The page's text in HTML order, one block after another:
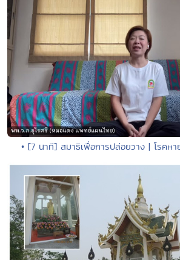
• [7 นาที] สมาธิเพื่อการปล่อยวาง | โรคหา